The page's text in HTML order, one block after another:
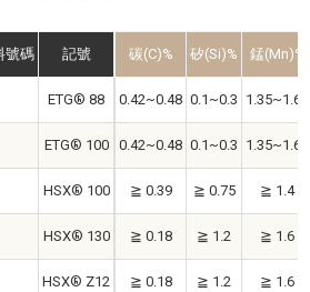
號碼 記號
ETG® 88
ETG® 100
HSX® 100
HSX® 130
HSX® Z12
碳(C)% 矽(Si)% 錳(Mn)%
0.42~0.48 0.1~0.3 1.35~1.65
0.42~0.48 0.1~0.3 1.35~1.65
≧ 0.39 ≧ 0.75 ≧ 1.4
≧ 0.18 ≧ 1.2 ≧ 1.6
≧ 0.18 ≧ 1.2 ≧ 1.6